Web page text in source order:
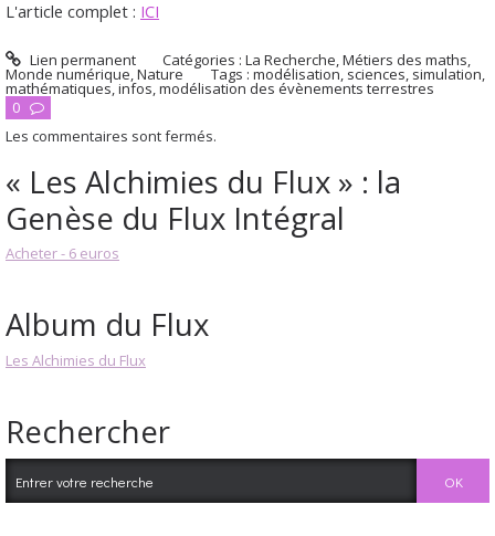
L'article complet : ICI
Lien permanent Catégories :La Recherche,Métiers des maths,
Monde numérique,Nature Tags : modélisation, sciences, simulation,
mathématiques,infos,modélisation des évènements terrestres
0
Les commentaires sont fermés.
« Les Alchimies du Flux » : la
Genèse du Flux Intégral
Acheter - 6 euros
Album du Flux
Les Alchimies du Flux
Rechercher